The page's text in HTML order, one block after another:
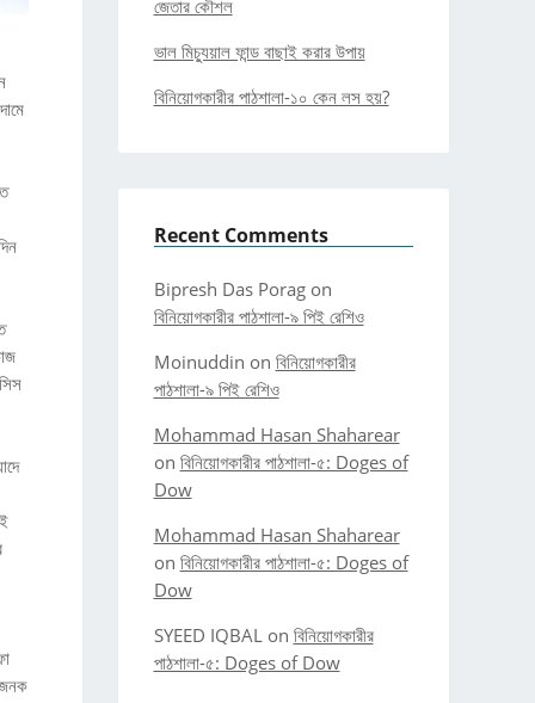
জেতার কৌশল
ভাল মিচ্যুয়াল ফান্ড বাছাই করার উপায়
বিনিয়োগকারীর পাঠশালা-১০ কেন লস হয়?
Recent Comments
Bipresh Das Poragon
বিনিয়োগকারীর পাঠশালা-৯ পিই রেশিও
Moinuddin on বিনিয়োগকারীর
পাঠশালা-৯ পিই রেশিও
Mohammad Hasan Shaharear
on বিনিয়োগকারীর পাঠশালা-৫: Doges of
Dow
Mohammad Hasan Shaharear
on বিনিয়োগকারীর পাঠশালা-৫: Doges of
Dow
SYEED IQBALon বিনিয়োগকারীর
পাঠশালা-৫: Doges of Dow